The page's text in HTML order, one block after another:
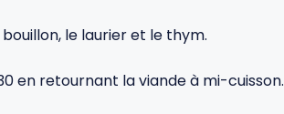
le laurier et le thym.
en retournant la viande à mi-cuisson.